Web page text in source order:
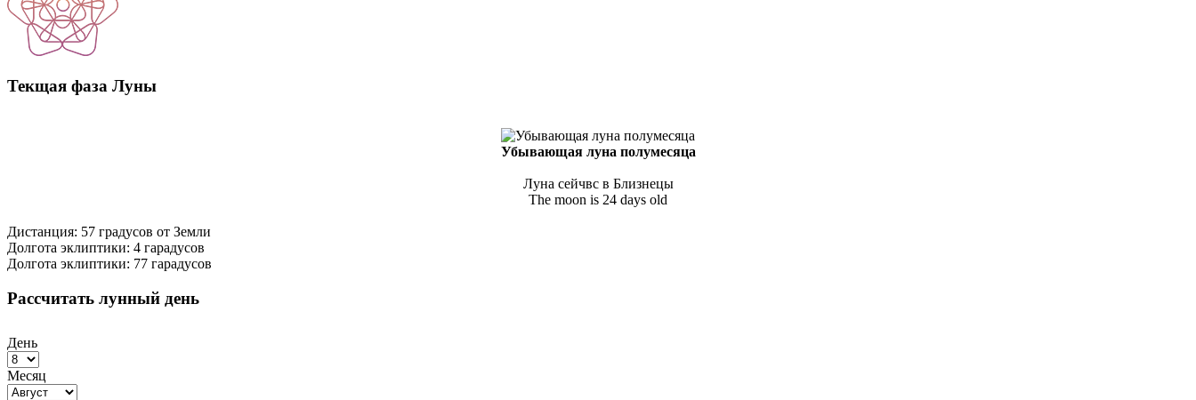
Текщая фаза Луны
Убывающая луна полумесяца
Луна сейчвс в Близнецы
The moon is 24 days old
Дистанция: 57 градусов от Земли
Долгота эклиптики: 4 гарадусов
Долгота эклиптики: 77 гарадусов
Рассчитать лунный день
День
Месяц